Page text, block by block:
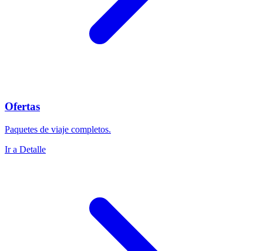
Ofertas
Paquetes de viaje completos.
Ir a Detalle